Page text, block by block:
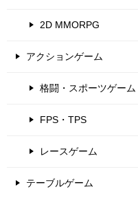
2D MMORPG
アクションゲーム
格闘・スポーツゲーム
FPS・TPS
レースゲーム
テーブルゲーム